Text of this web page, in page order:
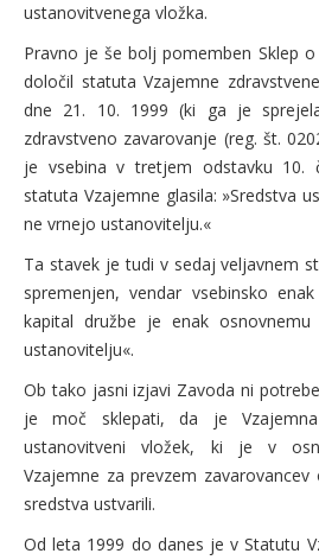
ustanovitvenega vložka.
Pravno je še bolj pomemben Sklep
določil statuta Vzajemne
dne 21. 10. 1999 (ki ga je
zdravstveno zavarovanje (reg. št.
je vsebina v tretjem odstavku 10.
statuta Vzajemne glasila: »Sredstva
ne vrnejo ustanovitelju.«
Ta stavek je tudi v sedaj veljavnem
spremenjen, vendar vsebinsko
kapital družbe je enak
ustanovitelju«.
Ob tako jasni izjavi Zavoda ni
je moč sklepati, da je
ustanovitveni vložek, ki je v
Vzajemne za prevzem
sredstva ustvarili.
Od leta 1999 do danes je v Statutu